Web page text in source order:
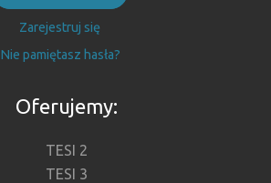
Zarejestruj się
Nie pamiętasz hasła?
Oferujemy:
TESI 2
TESI 3